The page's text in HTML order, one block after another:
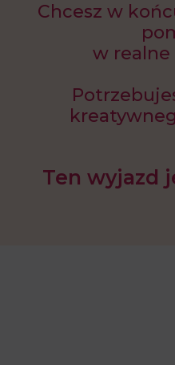
Chcesz w
w realne
Ten wyjazd